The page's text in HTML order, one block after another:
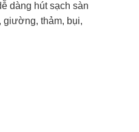
dàng hút sạch sàn
giường, thảm, bụi,